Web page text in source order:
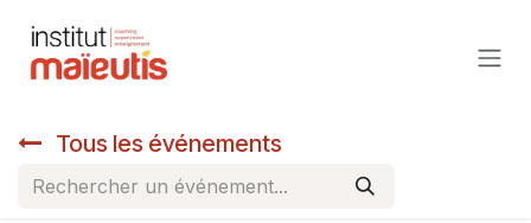
Tous les événements